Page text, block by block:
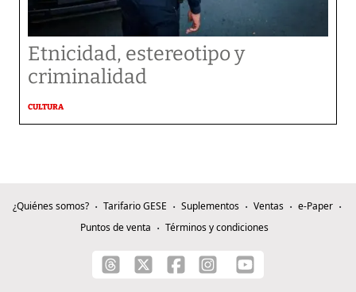
Etnicidad, estereotipo y
criminalidad
CULTURA
¿Quiénes somos? Tarifario GESE Suplementos Ventas
e-Paper
Puntos de venta
Términos y condiciones